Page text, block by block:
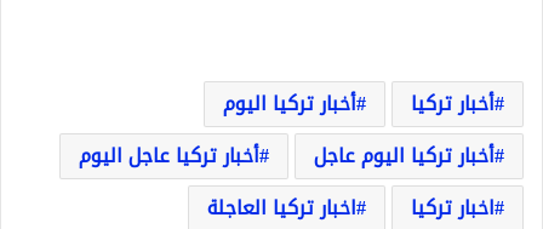
أخبار تركيا
أخبار تركيا اليوم
أخبار تركيا اليوم عاجل
أخبار تركيا عاجل اليوم
اخبار تركيا
اخبار تركيا العاجلة